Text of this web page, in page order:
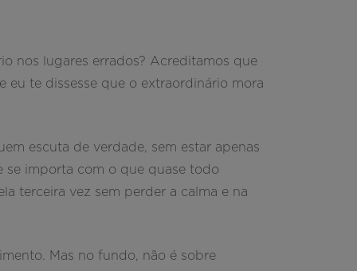
nos lugares errados? Acreditamos que
eu te dissesse que o extraordinário mora
escuta de verdade, sem estar apenas
se importa com o que quase todo
terceira vez sem perder a calma e na
Mas no fundo, não é sobre